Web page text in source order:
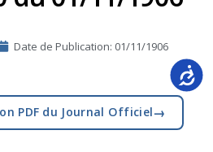
Date de Publication: 01/11/1906
PDF du Journal Officiel→